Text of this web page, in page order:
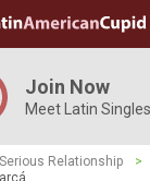
Join Now
Meet Latin Singles
Serious Relationship >